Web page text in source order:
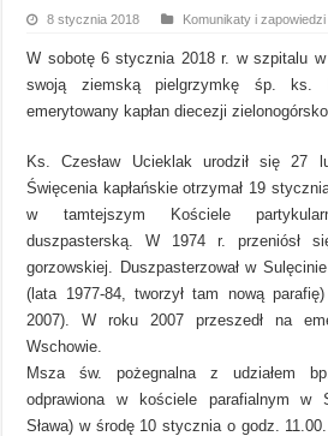
8 stycznia 2018 Komunikaty i zapowiedzi
W sobotę 6 stycznia 2018 r. w szpitalu w
swoją ziemską pielgrzymkę śp. ks.
emerytowany kapłan diecezji
Ks. Czesław Ucieklak urodził się 27
Święcenia kapłańskie otrzymał 19
w tamtejszym Kościele
duszpasterską. W 1974 r. przeniósł
gorzowskiej. Duszpasterzował w
(lata 1977-84, tworzył tam nową
2007). W roku 2007 przeszedł na
Wschowie.
Msza św. pożegnalna z udziałem
odprawiona w kościele parafialnym w
Sława) w środę 10 stycznia o godz.